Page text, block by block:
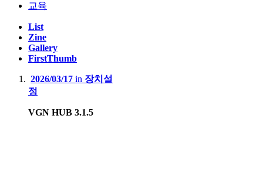
교육
List
Zine
Gallery
FirstThumb
2026/03/17 in 장치설
정
VGN HUB 3.1.5